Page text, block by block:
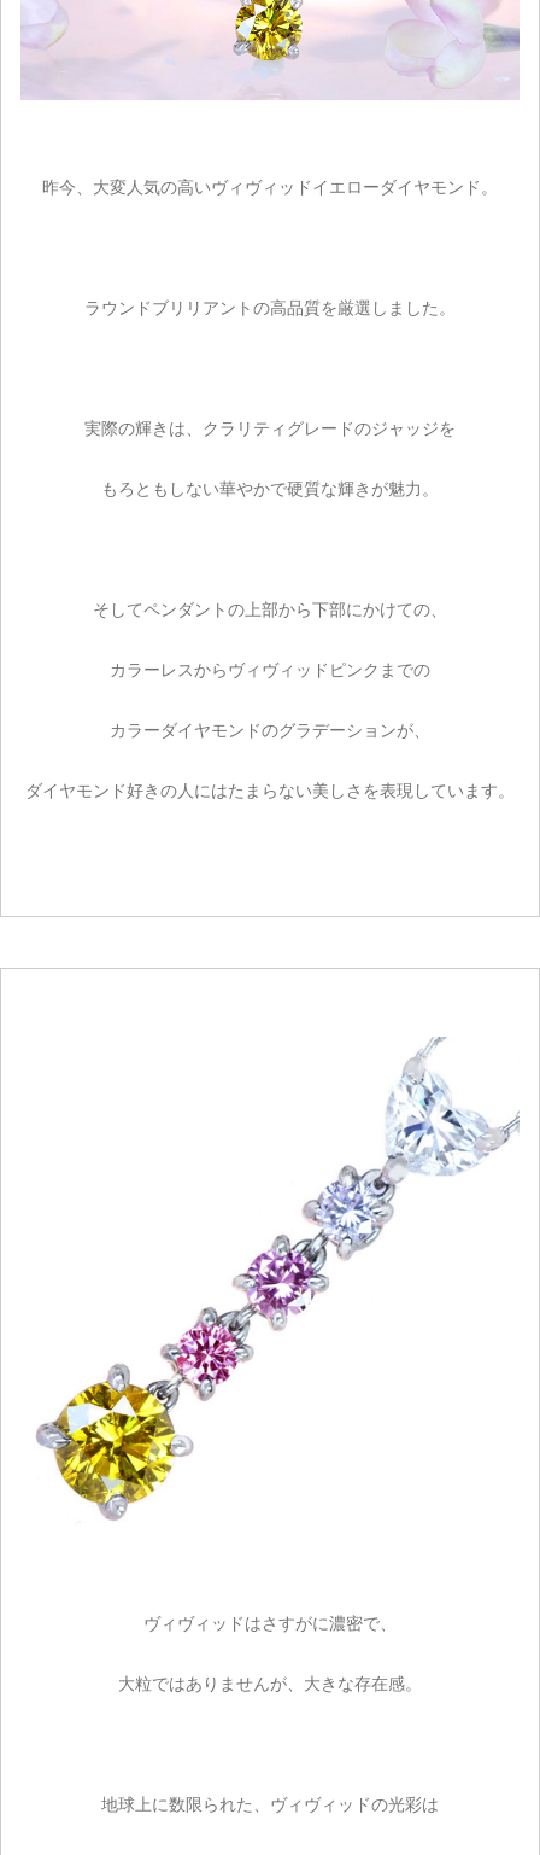
昨今、大変人気の高いヴィヴィッドイエローダイヤモンド。
ラウンドブリリアントの高品質を厳選しました。
実際の輝きは、クラリティグレードのジャッジを
もろともしない華やかで硬質な輝きが魅力。
そしてペンダントの上部から下部にかけての、
カラーレスからヴィヴィッドピンクまでの
カラーダイヤモンドのグラデーションが、
ダイヤモンド好きの人にはたまらない美しさを表現しています。
ヴィヴィッドはさすがに濃密で、
大粒ではありませんが、大きな存在感。
地球上に数限られた、ヴィヴィッドの光彩は